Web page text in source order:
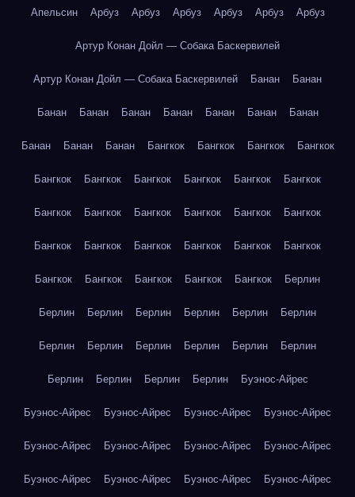
Апельсин Арбуз Арбуз Арбуз Арбуз Арбуз Арбуз
Артур Конан Дойл — Собака Баскервилей
Артур Конан Дойл — Собака Баскервилей Банан Банан
Банан Банан Банан Банан Банан Банан Банан
Банан Банан Банан Бангкок Бангкок Бангкок Бангкок
Бангкок Бангкок Бангкок Бангкок Бангкок Бангкок
Бангкок Бангкок Бангкок Бангкок Бангкок Бангкок
Бангкок Бангкок Бангкок Бангкок Бангкок Бангкок
Бангкок Бангкок Бангкок Бангкок Бангкок Берлин
Берлин Берлин Берлин Берлин Берлин Берлин
Берлин Берлин Берлин Берлин Берлин Берлин
Берлин Берлин Берлин Берлин Буэнос-Айрес
Буэнос-Айрес Буэнос-Айрес Буэнос-Айрес Буэнос-Айрес
Буэнос-Айрес Буэнос-Айрес Буэнос-Айрес Буэнос-Айрес
Буэнос-Айрес Буэнос-Айрес Буэнос-Айрес Буэнос-Айрес